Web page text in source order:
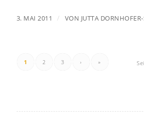
3. MAI 2011 / VON JUTTA
1 2 3 › »